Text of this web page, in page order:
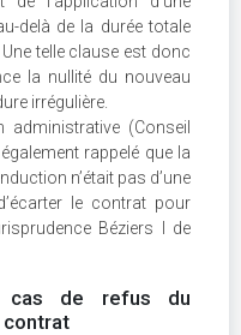
delà de la durée totale
telle clause est donc
la nullité du nouveau
irrégulière.
administrative (Conseil
rappelé que la
n’était pas d’une
le contrat pour
Béziers I de
cas de refus du
contrat